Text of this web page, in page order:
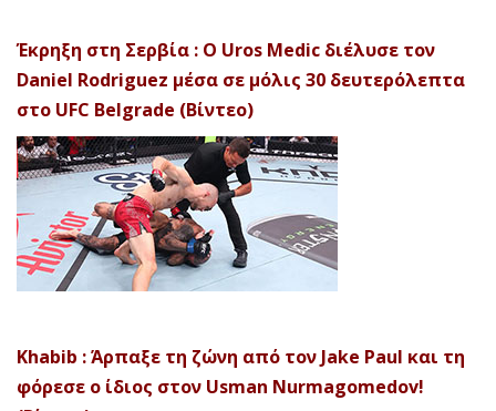
Έκρηξη στη Σερβία : Ο Uros Medic διέλυσε τον
Daniel Rodriguez μέσα σε μόλις 30 δευτερόλεπτα
στο UFC Belgrade (Βίντεο)
Khabib : Άρπαξε τη ζώνη από τον Jake Paul και τη
φόρεσε ο ίδιος στον Usman Nurmagomedov!